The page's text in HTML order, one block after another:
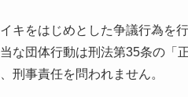
キをはじめとした争議行為を
な団体行動は刑法第35条の「
刑事責任を問われません。